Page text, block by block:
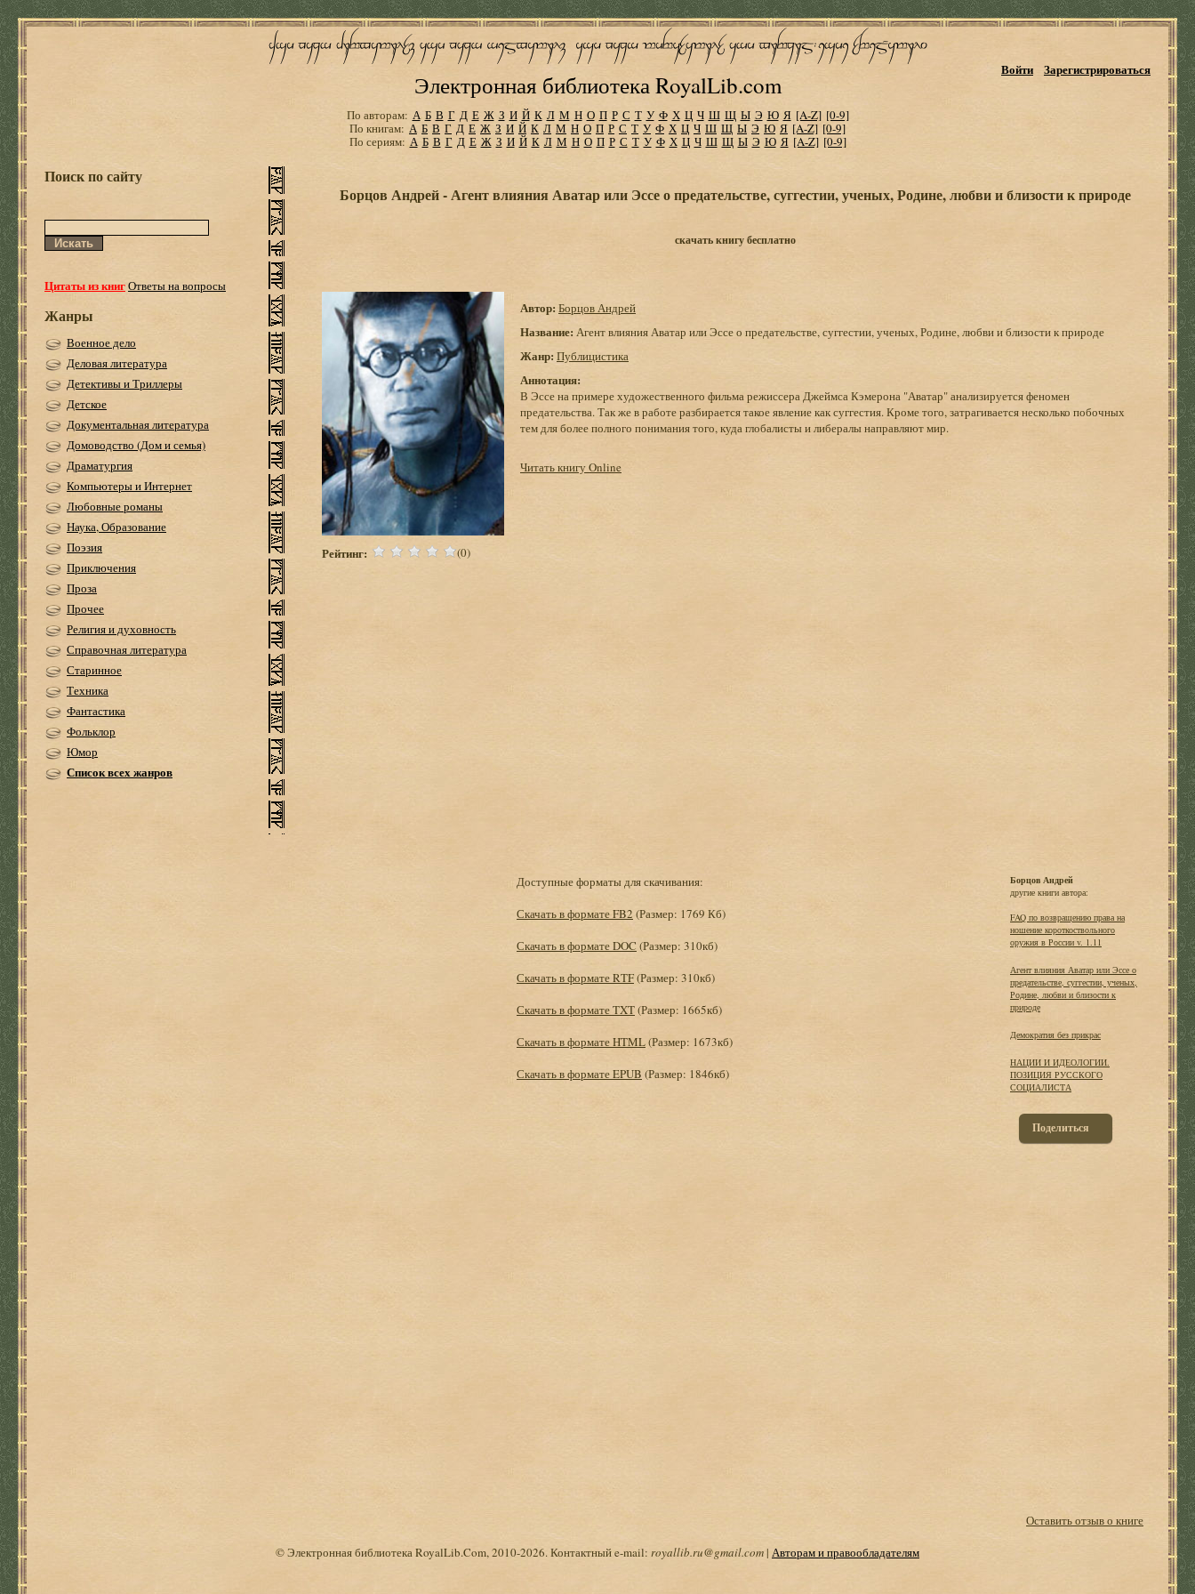
Электронная библиотека RoyalLib.com
Войти Зарегистрироваться
По авторам: А Б В Г Д Е Ж З И Й К Л М Н О П Р С Т У Ф Х Ц Ч Ш Щ Ы Э Ю Я [A-Z] [0-9]
По книгам: А Б В Г Д Е Ж З И Й К Л М Н О П Р С Т У Ф Х Ц Ч Ш Щ Ы Э Ю Я [A-Z] [0-9]
По сериям: А Б В Г Д Е Ж З И Й К Л М Н О П Р С Т У Ф Х Ц Ч Ш Щ Ы Э Ю Я [A-Z] [0-9]
Поиск по сайту
Цитаты из книгОтветы на вопросы
Жанры
Военное дело
Деловая литература
Детективы и Триллеры
Детское
Документальная литература
Домоводство (Дом и семья)
Драматургия
Компьютеры и Интернет
Любовные романы
Наука, Образование
Поэзия
Приключения
Проза
Прочее
Религия и духовность
Справочная литература
Старинное
Техника
Фантастика
Фольклор
Юмор
Список всех жанров
Борцов Андрей - Агент влияния Аватар или Эссе о предательстве, суггестии, ученых, Родине, любви и близости к природе
скачать книгу бесплатно
Рейтинг: (0)
Автор: Борцов Андрей
Название: Агент влияния Аватар или Эссе о предательстве, суггестии, ученых, Родине, любви и близости к природе
Жанр: Публицистика
Аннотация:
В Эссе на примере художественного фильма режиссера Джеймса Кэмерона "Аватар" анализируется феномен
предательства. Так же в работе разбирается такое явление как суггестия. Кроме того, затрагивается несколько побочных
тем для более полного понимания того, куда глобалисты и либералы направляют мир.
Читать книгу Online
Доступные форматы для скачивания:
Скачать в формате FB2 (Размер: 1769 Кб)
Скачать в формате DOC (Размер: 310кб)
Скачать в формате RTF(Размер: 310кб)
Скачать в формате TXT(Размер: 1665кб)
Скачать в формате HTML(Размер: 1673кб)
Скачать в формате EPUB (Размер: 1846кб)
Борцов Андрей
другие книги автора:
FAQ по возвращению права на
ношение короткоствольного
оружия в России v. 1.11
Агент влияния Аватар или Эссе о
предательстве, суггестии, ученых,
Родине, любви и близости к
природе
Демократия без прикрас
НАЦИИ И ИДЕОЛОГИИ.
ПОЗИЦИЯ РУССКОГО
СОЦИАЛИСТА
Поделиться
Оставить отзыв о книге
© Электронная библиотека RoyalLib.Com, 2010-2026. Контактный e-mail: royallib.ru@gmail.com| Авторам и правообладателям